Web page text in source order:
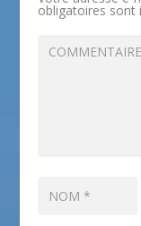
obligatoires sont